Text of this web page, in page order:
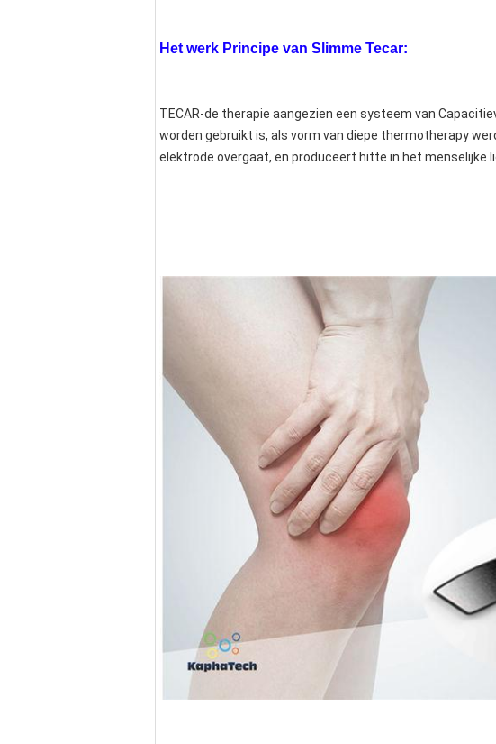
Het werk Principe van Slimme Tecar:
TECAR-de therapie aangezien een systeem van
worden gebruikt is, als vorm van diepe thermotherapy
elektrode overgaat, en produceert hitte in het menselijke